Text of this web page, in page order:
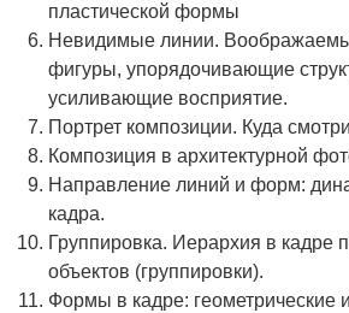
пластической формы
Невидимые линии.
фигуры, упорядочивающие
усиливающие восприятие.
Портрет композиции. Куда
Композиция в архитектурной
Направление линий и форм:
кадра.
Группировка. Иерархия в кадре
объектов (группировки).
Формы в кадре: геометрические